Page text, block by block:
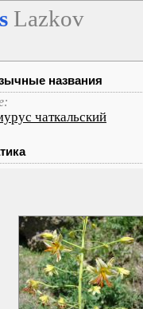
Lazkov
названия
чаткальский